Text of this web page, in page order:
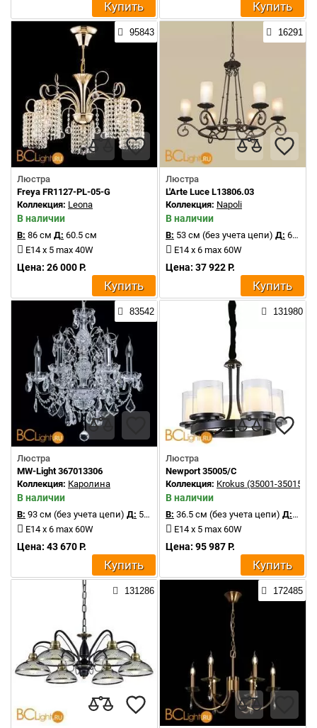
Купить Купить
95843
Люстра
Freya FR1127-PL-05-G
Коллекция: Leona
В наличии
В: 86 см Д: 60.5 см
E14 x 5 max 40W
Цена: 26 000 Р.
Купить
16291
Люстра
L'Arte Luce L13806.03
Коллекция: Napoli
В наличии
В: 53 см (без учета цепи) Д: 66 см
E14 х 6 max 60W
Цена: 37 922 Р.
Купить
83542
Люстра
MW-Light 367013306
Коллекция: Каролина
В наличии
В: 93 см (без учета цепи) Д: 50 см
E14 x 6 max 60W
Цена: 43 670 Р.
Купить
131980
Люстра
Newport 35005/C
Коллекция: Krokus (35001-35015)
В наличии
В: 36.5 см (без учета цепи) Д:50
E14 x 5 max 60W
Цена: 95 987 Р.
Купить
131286 172485